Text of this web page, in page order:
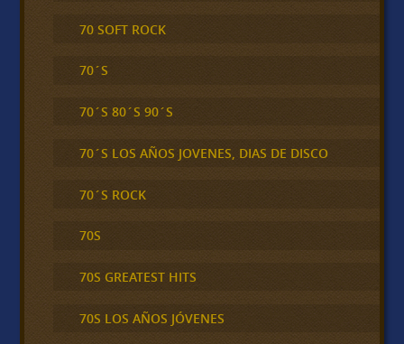
70 SOFT ROCK
70´S
70´S 80´S 90´S
70´S LOS AÑOS JOVENES, DIAS DE DISCO
70´S ROCK
70S
70S GREATEST HITS
70S LOS AÑOS JÓVENES